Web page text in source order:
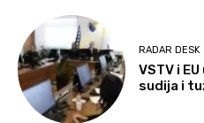
RADAR DESK
VSTV i
sudija i